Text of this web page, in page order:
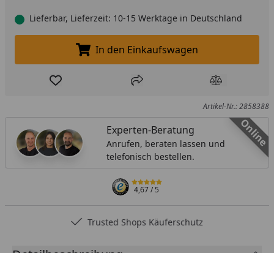
Lieferbar, Lieferzeit: 10-15 Werktage in Deutschland
In den Einkaufswagen legen
In den Einkaufswagen
Produkt zur Wunschliste hinzufügen
Teilen Produkt
Artikel-Nr.: 2858388
Online
Experten-Beratung
Anrufen, beraten lassen und
telefonisch bestellen.
4,67/ 5
Trusted Shops Käuferschutz